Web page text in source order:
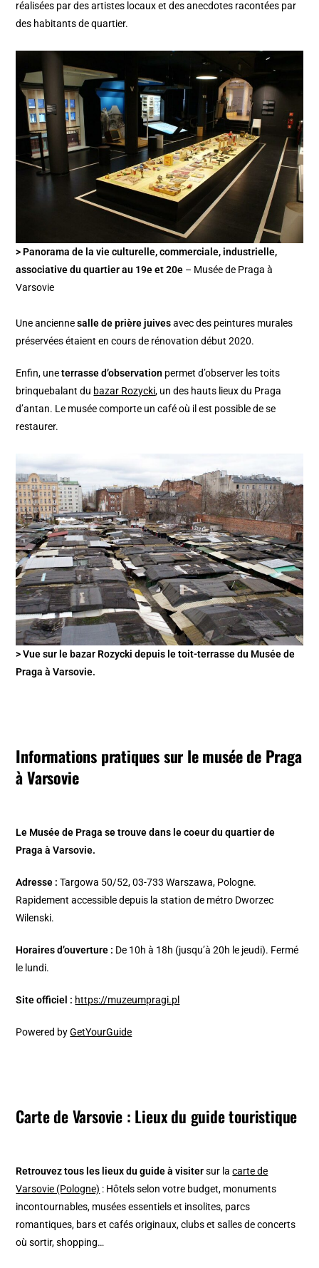
réalisées par des artistes locaux et des anecdotes racontées par
des habitants de quartier.
> Panorama de la vie culturelle, commerciale, industrielle,
associative du quartier au 19e et 20e – Musée de Praga à
Varsovie
Une anciennesalle de prière juivesavec des peintures murales
préservées étaient en cours de rénovation début 2020.
Enfin, uneterrasse d’observation permet d’observer les toits
brinquebalant du bazar Rozycki, un des hauts lieux du Praga
d’antan. Le musée comporte un café où il est possible de se
restaurer.
> Vue sur le bazar Rozycki depuis le toit-terrasse du Musée de
Praga à Varsovie.
Informations pratiques sur le musée de Praga
à Varsovie
Le Musée de Praga se trouve dans le coeur du quartier de
Praga à Varsovie.
Adresse : Targowa 50/52, 03-733 Warszawa, Pologne.
Rapidement accessible depuis la station de métro Dworzec
Wilenski.
Horaires d’ouverture : De 10h à 18h (jusqu’à 20h le jeudi). Fermé
le lundi.
Site officiel : https://muzeumpragi.pl
Powered byGetYourGuide
Carte de Varsovie : Lieux du guide touristique
Retrouvez tous les lieux du guide à visitersur lacarte de
Varsovie (Pologne) : Hôtels selon votre budget, monuments
incontournables, musées essentiels et insolites, parcs
romantiques, bars et cafés originaux, clubs et salles de concerts
où sortir, shopping…